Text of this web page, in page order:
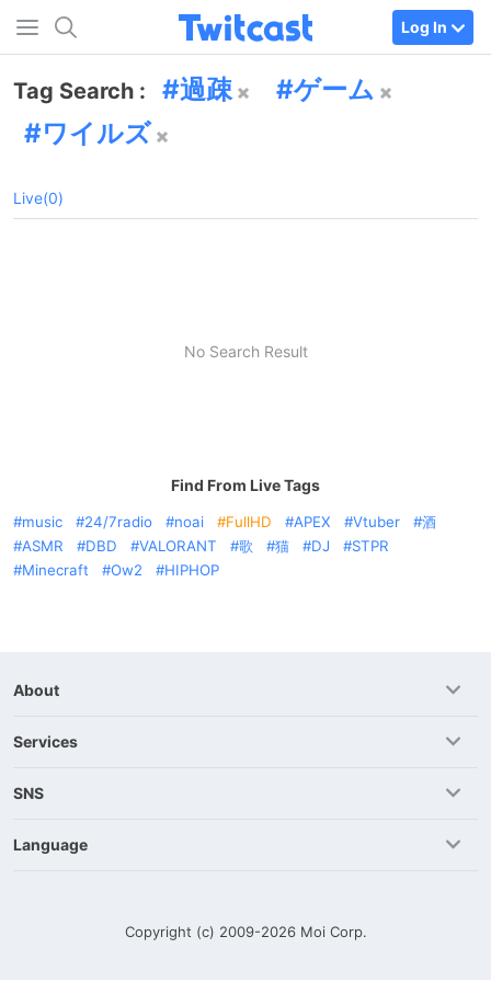
Log In
Tag Search : 過疎
ゲーム
ワイルズ
Live(0)
No Search Result
Find From Live Tags
music 24/7radio noai FullHD APEX Vtuber
酒
ASMR
DBD VALORANT 歌 猫 DJ
STPR
Minecraft
Ow2 HIPHOP
About
Services
SNS
Language
Copyright (c) 2009-2026 Moi Corp.